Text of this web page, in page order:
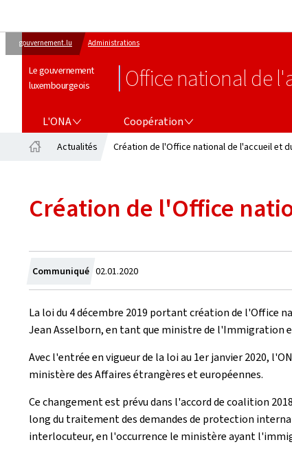
gouvernement.lu Administrations
Le gouvernement
luxembourgeois
Office national de
L'ONA Coopération
COOPÉRATION
Actualités Création de l'Office national de l'accueil et
Création de l'Office
Communiqué Crée
le
02.01.2020
La loi du 4 décembre 2019 portant création de l'Office
Jean Asselborn, en tant que ministre de l'Immigration
Avec l'entrée en vigueur de la loi au 1er janvier 2020,
ministère des Affaires étrangères et européennes.
Ce changement est prévu dans l'accord de coalition
long du traitement des demandes de protection
interlocuteur, en l'occurrence le ministère ayant